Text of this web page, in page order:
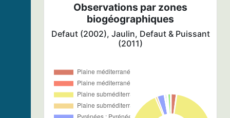
Observations par zones
biogéographiques
Defaut (2002), Jaulin, Defaut & Puissant
(2011)